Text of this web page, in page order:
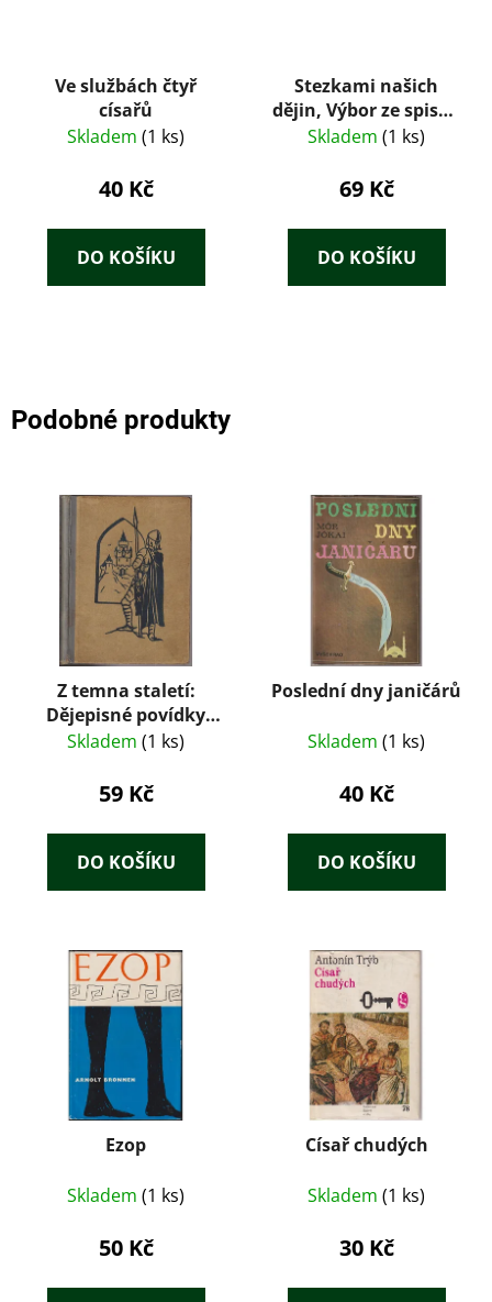
Ve službách čtyř
císařů
Skladem (1 ks)
40 Kč
DO KOŠÍKU
Stezkami našich
dějin, Výbor ze spisův
Al. Jiráska
Skladem (1 ks)
69 Kč
DO KOŠÍKU
Podobné produkty
Z temna staletí:
Dějepisné povídky
pro mládež – Josef
Skladem (1 ks)
59 Kč
DO KOŠÍKU
Poslední dny janičárů
Skladem (1 ks)
40 Kč
DO KOŠÍKU
Ezop
Skladem (1 ks)
50 Kč
Císař chudých
Skladem (1 ks)
30 Kč